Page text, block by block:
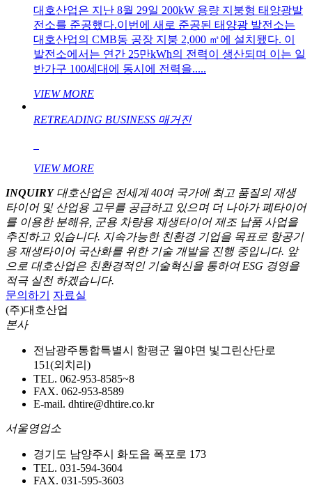
대호산업은 지난 8월 29일 200kW 용량 지붕형 태양광발
전소를 준공했다.이번에 새로 준공된 태양광 발전소는
대호산업의 CMB동 공장 지붕 2,000 ㎡에 설치됐다. 이
발전소에서는 연간 25만kWh의 전력이 생산되며 이는 일
반가구 100세대에 동시에 전력을.....
VIEW MORE
RETREADING BUSINESS 매거진
VIEW MORE
INQUIRY 대호산업은 전세계 40여 국가에 최고 품질의 재생
타이어 및 산업용 고무를 공급하고 있으며 더 나아가 폐타이어
를 이용한 분해유, 군용 차량용 재생타이어 제조 납품 사업을
추진하고 있습니다. 지속가능한 친환경 기업을 목표로 항공기
용 재생타이어 국산화를 위한 기술 개발을 진행 중입니다. 앞
으로 대호산업은 친환경적인 기술혁신을 통하여 ESG 경영을
적극 실천 하겠습니다.
문의하기
자료실
(주)대호산업
본사
전남광주통합특별시 함평군 월야면 빛그린산단로
151(외치리)
TEL. 062-953-8585~8
FAX. 062-953-8589
E-mail. dhtire@dhtire.co.kr
서울영업소
경기도 남양주시 화도읍 폭포로 173
TEL. 031-594-3604
FAX. 031-595-3603